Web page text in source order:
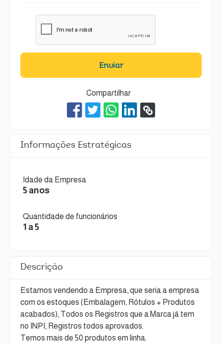
Enviar
Compartilhar
Informações Estratégicas
Idade da Empresa
5 anos
Quantidade de funcionários
1 a 5
Descrição
Estamos vendendo a Empresa, que seria a empresa
com os estoques (Embalagem, Rótulos + Produtos
acabados), Todos os Registros que a Marca já tem
no INPI, Registros todos aprovados.
Temos mais de 50 produtos em linha.